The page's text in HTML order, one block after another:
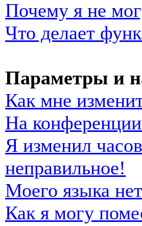
Почему я не
Что делает
Параметры и
Как мне
На
Я изменил
неправильное!
Моего языка
Как я могу